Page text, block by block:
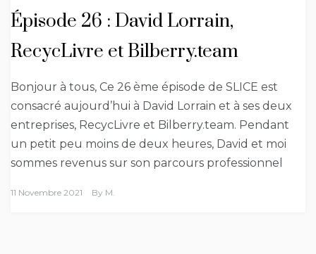
Épisode 26 : David Lorrain,
RecycLivre et Bilberry.team
Bonjour à tous, Ce 26 ème épisode de SLICE est
consacré aujourd’hui à David Lorrain et à ses deux
entreprises, RecycLivre et Bilberry.team. Pendant
un petit peu moins de deux heures, David et moi
sommes revenus sur son parcours professionnel
11 Novembre 2021 By M.